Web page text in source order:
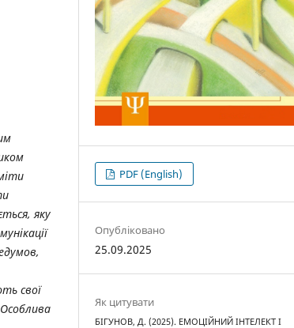
яку
свої
PDF (English)
Опубліковано
25.09.2025
Як цитувати
БІГУНОВ, Д. (2025). ЕМОЦІЙНИЙ ІНТЕЛЕКТ І